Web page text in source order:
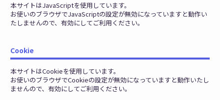
本サイトはJavaScriptを使用しています。
お使いのブラウザでJavaScriptの設定が無効になっていますと動作い
たしませんので、有効にしてご利用ください。
Cookie
本サイトはCookieを使用しています。
お使いのブラウザでCookieの設定が無効になっていますと動作いたし
ませんので、有効にしてご利用ください。